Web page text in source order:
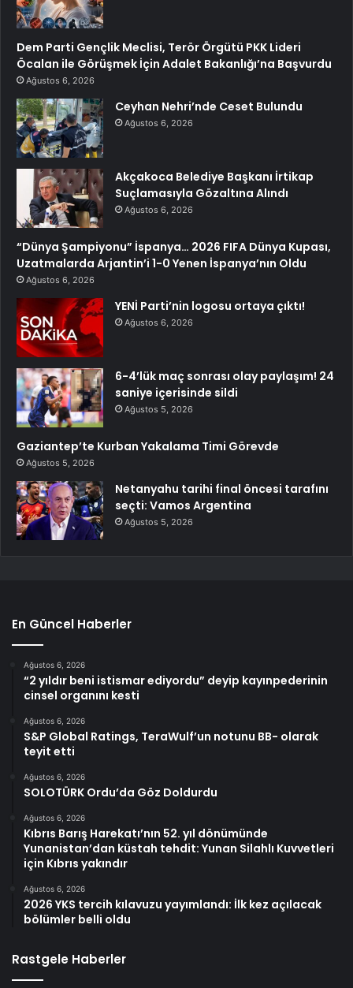
Dem Parti Gençlik Meclisi, Terör Örgütü PKK Lideri
Öcalan ile Görüşmek İçin Adalet Bakanlığı’na Başvurdu
Ağustos 6, 2026
Ceyhan Nehri’nde Ceset Bulundu
Ağustos 6, 2026
Akçakoca Belediye Başkanı İrtikap
Suçlamasıyla Gözaltına Alındı
Ağustos 6, 2026
“Dünya Şampiyonu” İspanya… 2026 FIFA Dünya Kupası,
Uzatmalarda Arjantin’i 1-0 Yenen İspanya’nın Oldu
Ağustos 6, 2026
YENİ Parti’nin logosu ortaya çıktı!
Ağustos 6, 2026
6-4’lük maç sonrası olay paylaşım! 24
saniye içerisinde sildi
Ağustos 5, 2026
Gaziantep’te Kurban Yakalama Timi Görevde
Ağustos 5, 2026
Netanyahu tarihi final öncesi tarafını
seçti: Vamos Argentina
Ağustos 5, 2026
En Güncel Haberler
Ağustos 6, 2026
“2 yıldır beni istismar ediyordu” deyip kayınpederinin
cinsel organını kesti
Ağustos 6, 2026
S&P Global Ratings, TeraWulf’un notunu BB- olarak
teyit etti
Ağustos 6, 2026
SOLOTÜRK Ordu’da Göz Doldurdu
Ağustos 6, 2026
Kıbrıs Barış Harekatı’nın 52. yıl dönümünde
Yunanistan’dan küstah tehdit: Yunan Silahlı Kuvvetleri
için Kıbrıs yakındır
Ağustos 6, 2026
2026 YKS tercih kılavuzu yayımlandı: İlk kez açılacak
bölümler belli oldu
Rastgele Haberler